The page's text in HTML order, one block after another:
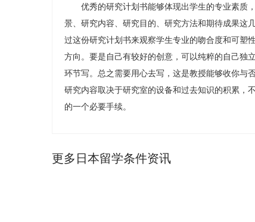
优秀的研究计划书能够体现出学生的专业素质，
景、研究内容、研究目的、研究方法和期待成果这
过这份研究计划书来观察学生专业的吻合度和可塑
方向。要是自己有较好的创意，可以纯粹的自己独
环节写。总之需要用心去写，这是教授能够收你与
研究内容取决于研究室的设备和过去知识的积累，
的一个必要手续。
更多日本留学条件资讯